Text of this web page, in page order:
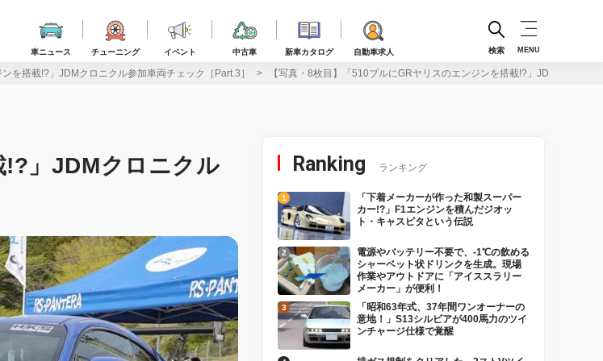
車ニュース チューニング イベント 中古車 新車カタログ 自動車求人 検索 MENU
を搭載!?」JDMクロニクル参加車両チェック［Part.3］ 【写真・8枚目】「510ブルにGRヤリスのエンジンを搭載!?」JDMクロニク
!?」JDMクロニクル
Ranking ランキング
「下着メーカーが作った和製スーパー
カー!?」F1エンジンを積んだジオッ
ト・キャスピタという伝説
電源やバッテリー不要で、-1℃の飲める
シャーベット状ドリンクを生成。現場
作業やアウトドアに「アイススラリー
メーカー」が便利！
「昭和63年式、37年間ワンオーナーの
意地！」S13シルビアが400馬力のツイ
ンチャージ仕様で覚醒